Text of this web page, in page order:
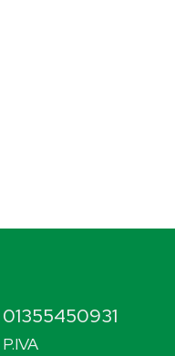
01355450931
P.IVA